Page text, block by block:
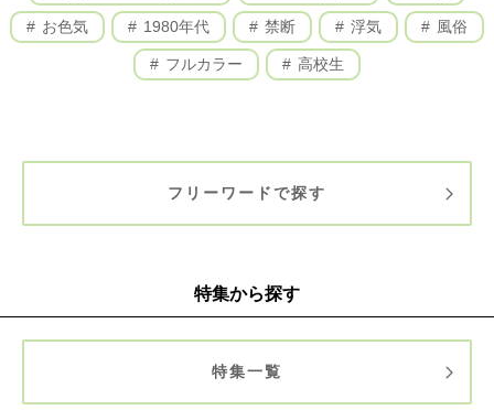
お色気 1980年代 禁断 浮気 風俗
フルカラー 高校生
フリーワードで探す
特集から探す
特集一覧